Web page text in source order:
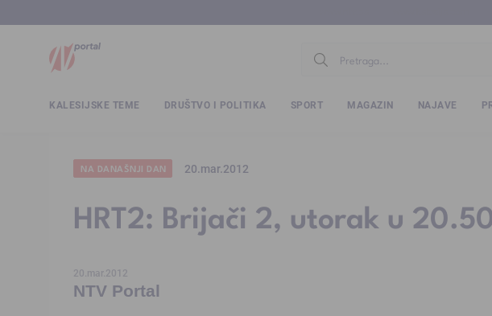
KALESIJSKE TEME DRUŠTVO I POLITIKA SPORT MAGAZIN NAJAVE
NA DANAŠNJI DAN 20.mar.2012
HRT2: Brijači 2, utorak u
20.mar.2012
NTV Portal